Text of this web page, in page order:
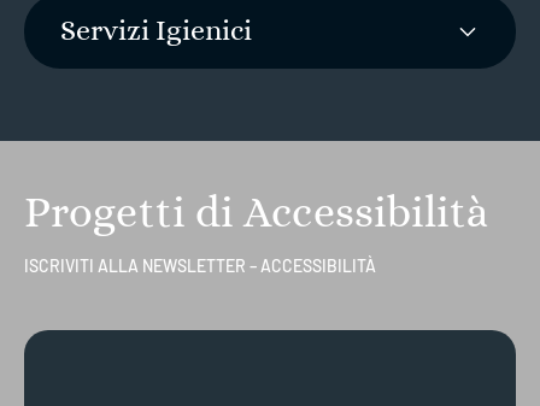
Servizi Igienici
Progetti di Accessibilità
ISCRIVITI ALLA NEWSLETTER – ACCESSIBILITÀ